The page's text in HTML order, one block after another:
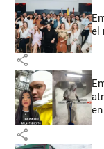
el
share
share